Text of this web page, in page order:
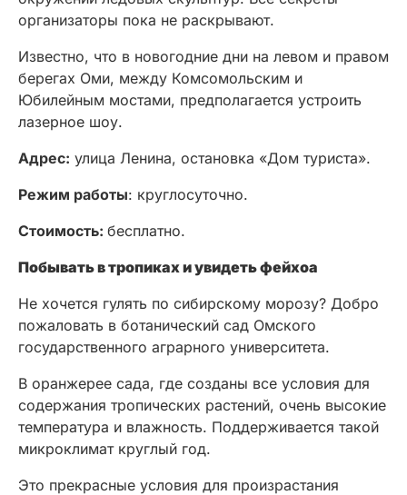
организаторы пока не раскрывают.
Известно, что в новогодние дни на левом и правом
берегах Оми, между Комсомольским и
Юбилейным мостами, предполагается устроить
лазерное шоу.
Адрес: улица Ленина, остановка «Дом туриста».
Режим работы: круглосуточно.
Стоимость: бесплатно.
Побывать в тропиках и увидеть фейхоа
Не хочется гулять по сибирскому морозу? Добро
пожаловать в ботанический сад Омского
государственного аграрного университета.
В оранжерее сада, где созданы все условия для
содержания тропических растений, очень высокие
температура и влажность. Поддерживается такой
микроклимат круглый год.
Это прекрасные условия для произрастания